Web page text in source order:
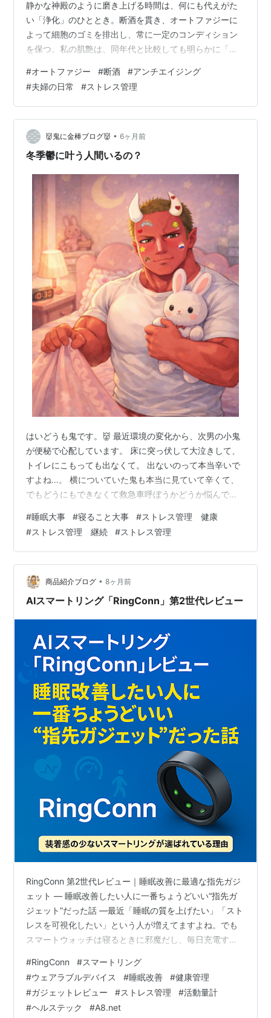
静かな神殿のように磨き上げる時間は、何にも代えがた
い「浄化」のひととき。断酒を貫き、オートファジーに
よって細胞のゴミを排出し、常に一定のコンディション
を保つ。私の肌艶は、同年代と比較しても明らかに「現
日、ルイボスティーを一口含み、我が家の「最高査問官
（妻）」に静かに切り出したのです。
#オートファジー #断酒 #アンチエイジング
#夫婦の日常 #ストレス管理
👹鬼に金棒ブログ👹 • 6ヶ月前
冬季鬱に叶う人間いるの？
はいどうも鬼です。👹 最近環境の変化から、次男の小鬼
が便秘で心配しています。 床に突っ伏して大泣きして、
トイレにこもっても出なくて。 出ないのって本当辛いで
すよね…。 横についていた鬼も本当に見ていて辛くて、
でもどうにもできなくて救急車呼ぼうかどうか悩んでま
れだけ大きく張り裂けんばかりに泣き叫んでいたという
のに…。 終わりはあっさりでした。 鬼、子供に合わせて
可愛い寝具使うタイプ
◆◆◆◆◆◆◆◆◆◆◆◆◆◆◆◆◆◆◆◆◆◆◆◆
◆◆◆◆◆◆◆◆◆◆◆◆◆◆◆ さて今回は施設内の
話もいいのですが。 環境変化のストレスについて話して
#睡眠大事 #寝ること大事 #ストレス管理 健康
#ストレス管理 継続 #ストレス管理
商品紹介ブログ • 8ヶ月前
AIスマートリング「RingConn」第2世代レビュー
RingConn 第2世代レビュー｜睡眠改善に最適な指先ガジ
ェット ― 睡眠改善したい人に一番ちょうどいい“指先ガ
ジェット”だった話 ―最近「睡眠の質を上げたい」「スト
レスを可視化したい」という人が増えてますよね。でも
スマートウォッチは寝るときに邪魔だし、毎日充電する
**AIスマートリング「RingConn 第2世代」**です。
A8.netの急上昇ランキングでも1位を獲得していて、今め
ちゃくちゃ注目されてるウェアラブル。実際に調べてみ
ると、 「これ、睡眠改善したい人には最適解では？」 と
#RingConn #スマートリング
#ウェアラブルデバイス #睡眠改善 #健康管理
#ガジェットレビュー #ストレス管理 #活動量計
#ヘルステック #A8.net